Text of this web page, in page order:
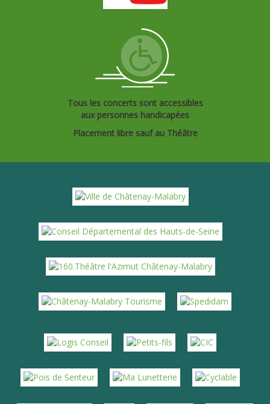
Tous les concerts sont accessibles
aux personnes handicapées
Placement libre sauf au Théâtre